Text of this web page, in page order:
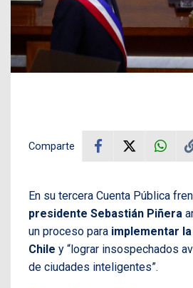
Comparte
En su tercera Cuenta Pública
presidente Sebastián Piñera
un proceso para implementar
Chile y “lograr insospechados
de ciudades inteligentes”.